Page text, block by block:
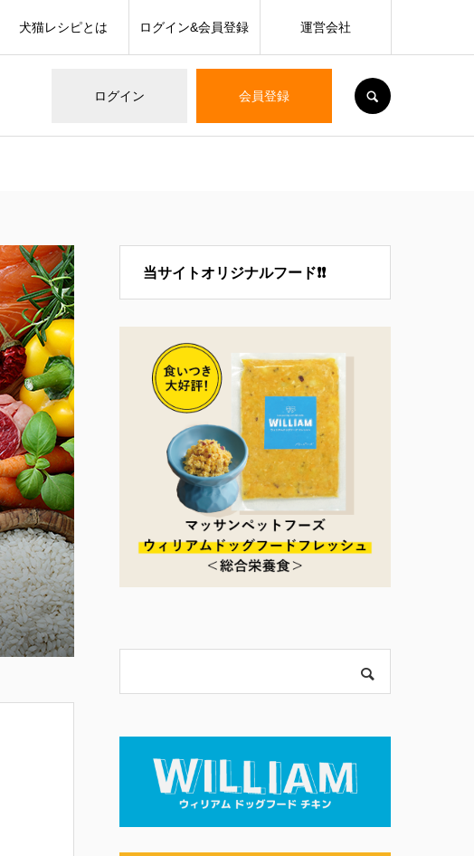
ログイン 会員登録
犬猫レシピとは ログイン&会員登録 運営会社
当サイトオリジナルフード❗❗